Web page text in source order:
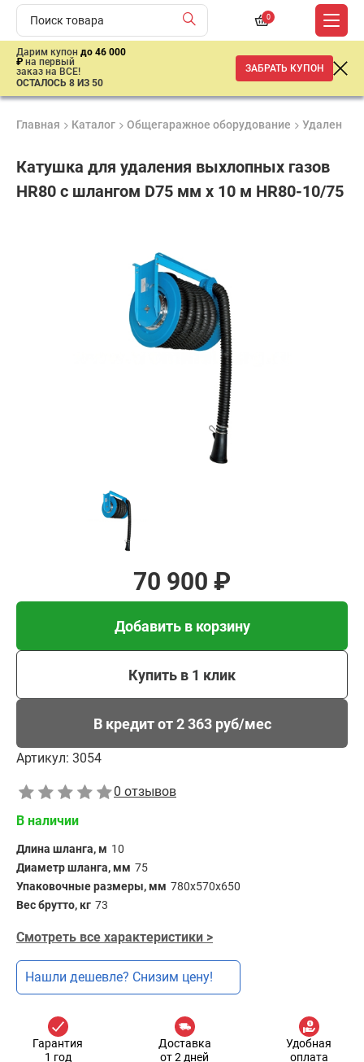
0
Дарим купон до 46 000
₽ на первый
заказ на ВСЕ!
ОСТАЛОСЬ 8 ИЗ 50
ЗАБРАТЬ КУПОН
Главная Каталог Общегаражное оборудование Удаление
Катушка для удаления выхлопных газов
HR80 с шлангом D75 мм х 10 м HR80-10/75
сертифицирована
70 900 ₽
Добавить в корзину
Купить в 1 клик
В кредит от 2 363 руб/мес
Артикул: 3054
0 отзывов
В наличии
Длина шланга, м 10
Диаметр шланга, мм 75
Упаковочные размеры, мм 780х570х650
Вес брутто, кг 73
Смотреть все характеристики >
Нашли дешевле? Снизим цену!
Гарантия
1 год
Доставка
от 2 дней
Удобная
оплата
мес